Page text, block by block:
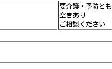
要介護・予防とも
空きあり
ご相談ください